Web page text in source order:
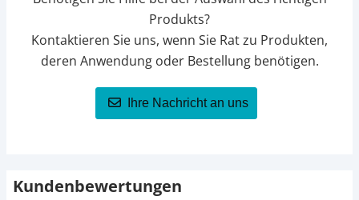
Produkts?
Kontaktieren Sie uns, wenn Sie Rat zu Produkten,
deren Anwendung oder Bestellung benötigen.
Ihre Nachricht an uns
Kundenbewertungen